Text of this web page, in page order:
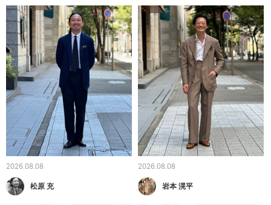
2026.08.08
松原 充
2026.08.08
岩本 滉平